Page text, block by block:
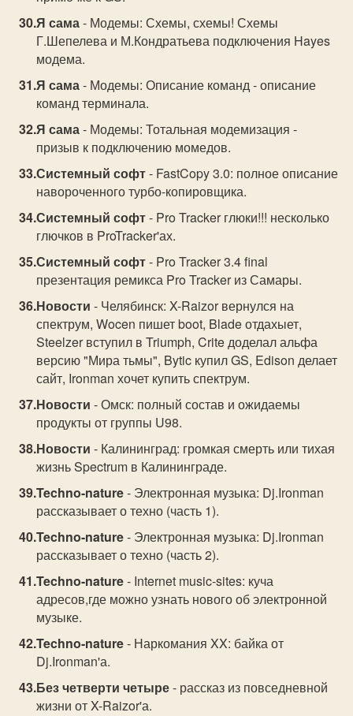
Я сама- Модемы: Схемы, схемы! Схемы
Г.Шепелева и М.Кондратьева подключения Hayes
модема.
Я сама- Модемы: Описание команд - описание
команд терминала.
Я сама- Модемы: Тотальная модемизация -
призыв к подключению момедов.
Системный софт- FastCopy 3.0: полное описание
навороченного турбо-копировщика.
Системный софт- Pro Tracker глюки!!! несколько
глючков в ProTracker'ах.
Системный софт- Pro Tracker 3.4 final
презентация ремикса Pro Tracker из Самары.
Новости - Челябинск: X-Raizor вернулся на
спектрум, Wocen пишет boot, Blade отдахыет,
Steelzer вступил в Triumph, Crite доделал альфа
версию "Мира тьмы", Bytic купил GS, Edison делает
сайт, Ironman хочет купить спектрум.
Новости - Омск: полный состав и ожидаемы
продукты от группы U98.
Новости - Калининград: громкая смерть или тихая
жизнь Spectrum в Калининграде.
Techno-nature- Электронная музыка: Dj.Ironman
рассказывает о техно (часть 1).
Techno-nature- Электронная музыка: Dj.Ironman
рассказывает о техно (часть 2).
Techno-nature- Internet music-sites: куча
адресов,где можно узнать нового об электронной
музыке.
Techno-nature- Наркомания XX: байка от
Dj.Ironman'а.
Без четверти четыре- рассказ из повседневной
жизни от X-Raizor'а.